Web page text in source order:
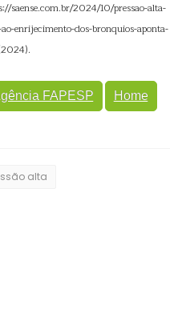
saense.com.br/2024/10/pressao-alta-
enrijecimento-dos-bronquios-aponta-
FAPESP Home
alta